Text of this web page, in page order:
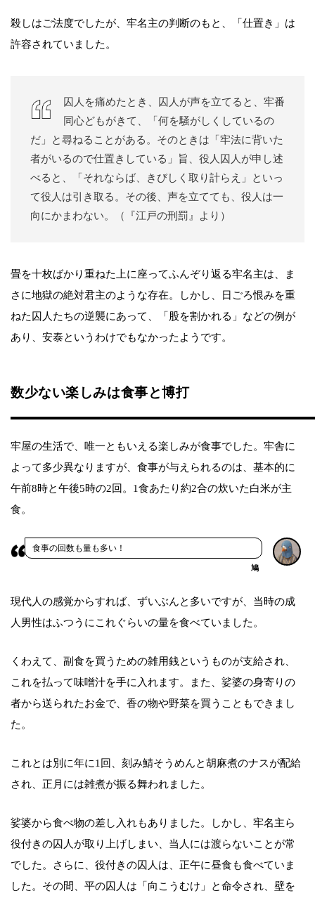
殺しはご法度でしたが、牢名主の判断のもと、「仕置き」は
許容されていました。
囚人を痛めたとき、囚人が声を立てると、牢番
同心どもがきて、「何を騒がしくしているの
だ」と尋ねることがある。そのときは「牢法に背いた
者がいるので仕置きしている」旨、役人囚人が申し述
べると、「それならば、きびしく取り計らえ」といっ
て役人は引き取る。その後、声を立てても、役人は一
向にかまわない。（『江戸の刑罰』より）
畳を十枚ばかり重ねた上に座ってふんぞり返る牢名主は、ま
さに地獄の絶対君主のような存在。しかし、日ごろ恨みを重
ねた囚人たちの逆襲にあって、「股を割かれる」などの例が
あり、安泰というわけでもなかったようです。
数少ない楽しみは食事と博打
牢屋の生活で、唯一ともいえる楽しみが食事でした。牢舎に
よって多少異なりますが、食事が与えられるのは、基本的に
午前8時と午後5時の2回。1食あたり約2合の炊いた白米が主
食。
食事の回数も量も多い！
鳩
現代人の感覚からすれば、ずいぶんと多いですが、当時の成
人男性はふつうにこれぐらいの量を食べていました。
くわえて、副食を買うための雑用銭というものが支給され、
これを払って味噌汁を手に入れます。また、娑婆の身寄りの
者から送られたお金で、香の物や野菜を買うこともできまし
た。
これとは別に年に1回、刻み鯖そうめんと胡麻煮のナスが配給
され、正月には雑煮が振る舞われました。
娑婆から食べ物の差し入れもありました。しかし、牢名主ら
役付きの囚人が取り上げしまい、当人には渡らないことが常
でした。さらに、役付きの囚人は、正午に昼食も食べていま
した。その間、平の囚人は「向こうむけ」と命令され、壁を